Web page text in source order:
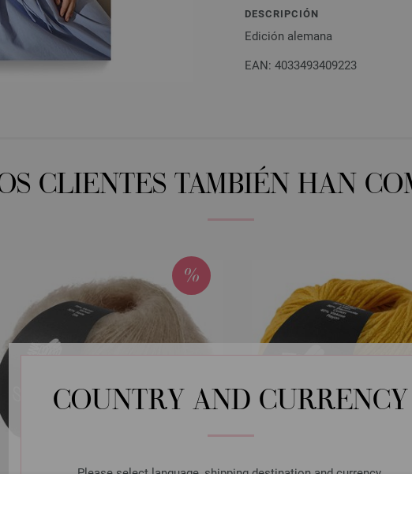
COUNTRY AND CURRENCY
Please select language, shipping destination and currency.
DESCRIPCIÓN
Edición alemana
EAN: 4033493409223
CLIENTES TAMBIÉN HAN